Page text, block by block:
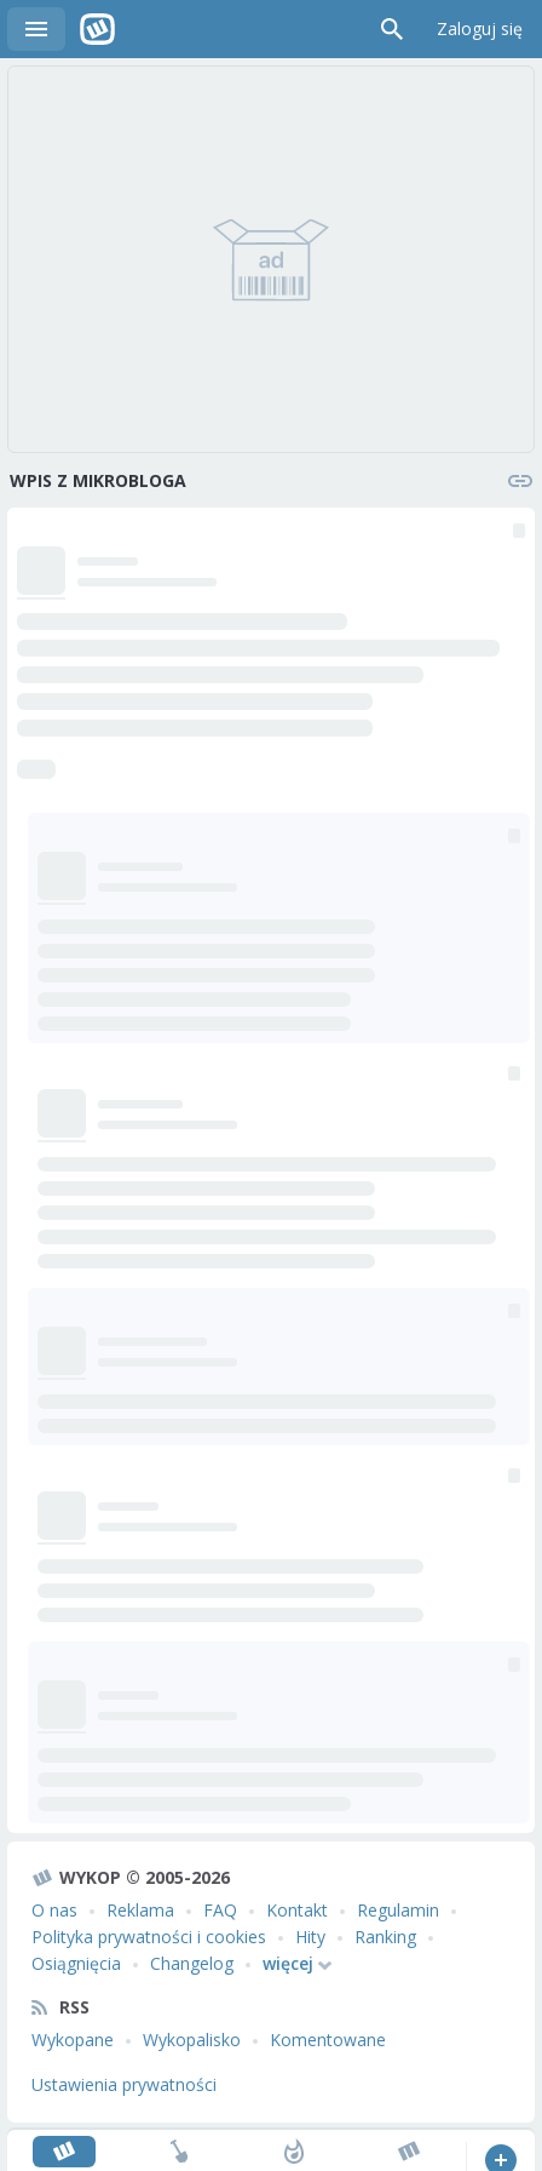
Zaloguj się
WPIS Z MIKROBLOGA
WYKOP © 2005-2026
O nas
Reklama FAQ Kontakt
Regulamin
Polityka prywatności i cookies
Hity
Ranking
Osiągnięcia
Changelog
więcej
RSS
Wykopane
Wykopalisko
Komentowane
Ustawienia prywatności